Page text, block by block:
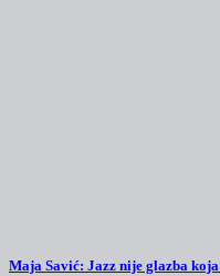
Maja Savić: Jazz nije glazba